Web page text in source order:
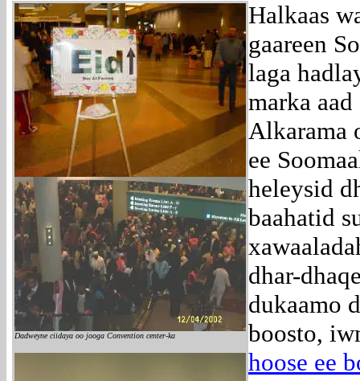
Dadweyne ciidaya oo jooga Convention center-ka
Halkaas
gaareen
laga
marka
Alkarama
ee
heleysid
baahatid
dhar-
dukaamo
boosto,
hoose ee